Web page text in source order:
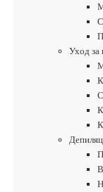
Уход за